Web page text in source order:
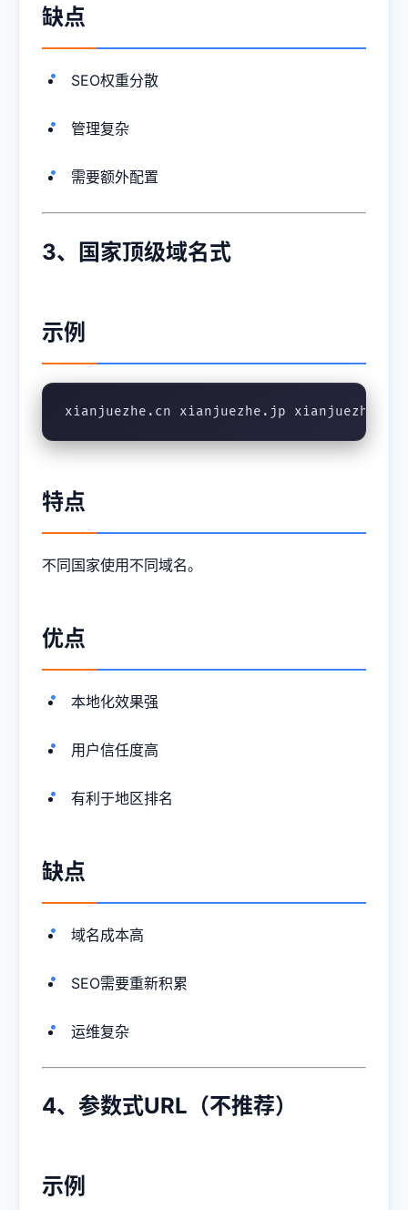
缺点
SEO权重分散
管理复杂
需要额外配置
3、国家顶级域名式
示例
xianjuezhe.cn xianjuezhe.jp xianjuezhe.fr
特点
不同国家使用不同域名。
优点
本地化效果强
用户信任度高
有利于地区排名
缺点
域名成本高
SEO需要重新积累
运维复杂
4、参数式URL（不推荐）
示例